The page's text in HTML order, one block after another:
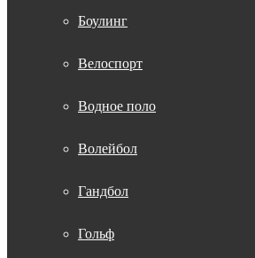
Боулинг
Велоспорт
Водное поло
Волейбол
Гандбол
Гольф